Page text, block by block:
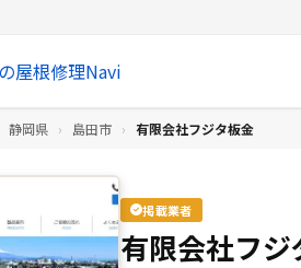
静岡県 › 島田市 › 有限会社フジタ板金
掲載業者
有限会社フジ